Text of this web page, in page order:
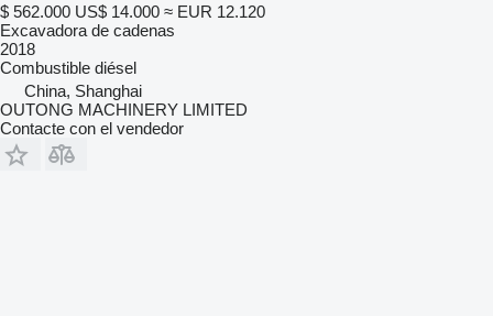
$ 562.000 US$ 14.000 ≈ EUR 12.120
Excavadora de cadenas
2018
Combustible diésel
China, Shanghai
OUTONG MACHINERY LIMITED
Contacte con el vendedor